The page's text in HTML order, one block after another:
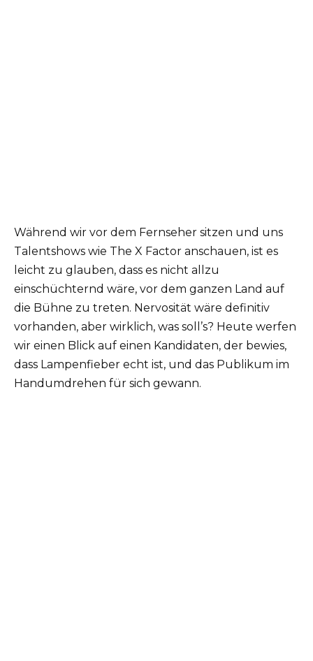
Während wir vor dem Fernseher sitzen und uns
Talentshows wie The X Factor anschauen, ist es
leicht zu glauben, dass es nicht allzu
einschüchternd wäre, vor dem ganzen Land auf
die Bühne zu treten. Nervosität wäre definitiv
vorhanden, aber wirklich, was soll’s? Heute werfen
wir einen Blick auf einen Kandidaten, der bewies,
dass Lampenfieber echt ist, und das Publikum im
Handumdrehen für sich gewann.